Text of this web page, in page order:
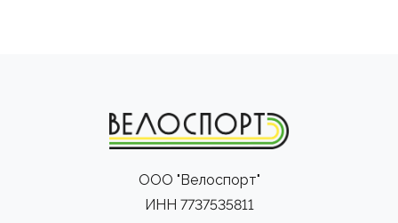
ООО "Велоспорт"
ИНН 7737535811